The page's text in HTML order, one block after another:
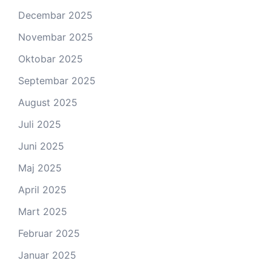
Decembar 2025
Novembar 2025
Oktobar 2025
Septembar 2025
August 2025
Juli 2025
Juni 2025
Maj 2025
April 2025
Mart 2025
Februar 2025
Januar 2025